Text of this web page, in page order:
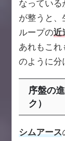
なってい
が整うと、
ループの近
あれもこれ
のように分
序盤の
ク）
シムアース